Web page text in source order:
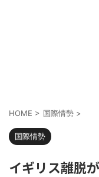
HOME > 国際情勢 >
国際情勢
イギリス離脱